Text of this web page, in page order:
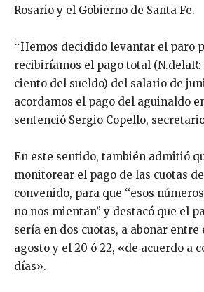
Rosario y el Gobierno de Santa Fe.
‘‘Hemos decidido levantar el paro
recibiríamos el pago total
ciento del sueldo) del salario de
acordamos el pago del aguinaldo en
sentenció Sergio Copello,
En este sentido, también admitió
monitorear el pago de las cuotas
convenido, para que ‘‘esos
no nos mientan’’ y destacó que el
sería en dos cuotas, a abonar entre
agosto y el 20 ó 22, «de acuerdo a
días».